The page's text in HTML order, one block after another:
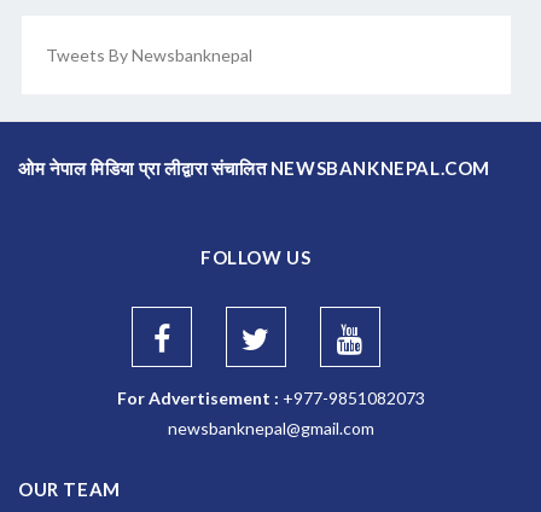
Tweets By Newsbanknepal
ओम नेपाल मिडिया प्रा लीद्वारा संचालित NEWSBANKNEPAL.COM
FOLLOW US
For Advertisement : +977-9851082073
newsbanknepal@gmail.com
OUR TEAM